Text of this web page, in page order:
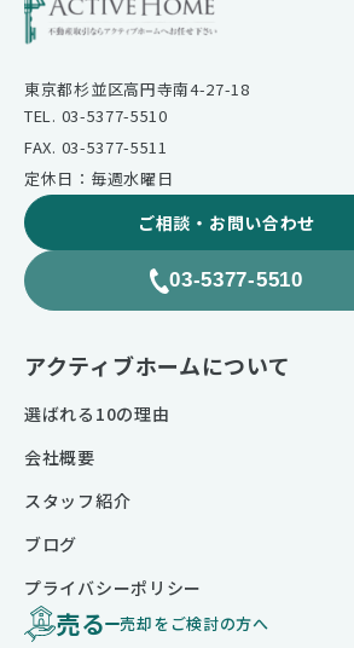
東京都杉並区高円寺南4-27-18
TEL. 03-5377-5510
FAX. 03-5377-5511
定休日：毎週水曜日
ご相談・お問い合わせ
03-5377-5510
売る 売却をご検討の方へ
アクティブホームについて
選ばれる10の理由
会社概要
スタッフ紹介
ブログ
プライバシーポリシー